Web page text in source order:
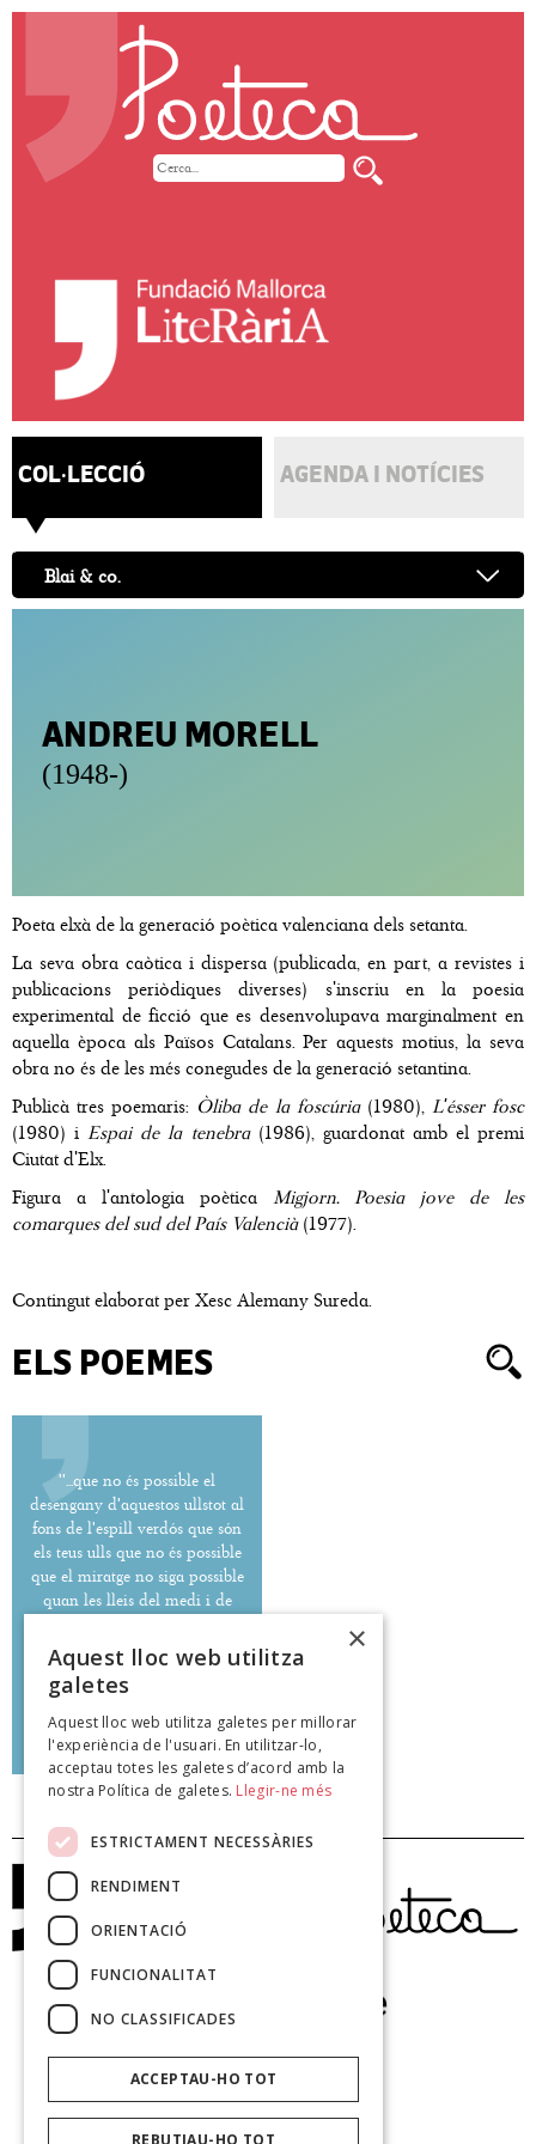
COL·LECCIÓ AGENDA I NOTÍCIES
Blai & co.
ANDREU MORELL
(1948-)
Poeta elxà de la generació poètica valenciana dels setanta.
La seva obra caòtica i dispersa (publicada, en part, a revistes i
publicacions periòdiques diverses) s'inscriu en la poesia
experimental de ficció que es desenvolupava marginalment en
aquella època als Països Catalans. Per aquests motius, la seva
obra no és de les més conegudes de la generació setantina.
Publicà tres poemaris: Òliba de la foscúria (1980), L'ésser fosc
(1980) iEspai de la tenebra (1986), guardonat amb el premi
Ciutat d'Elx.
Figura a l'antologia poètica Migjorn. Poesia jove de les
comarques del sud del País Valencià (1977).
Contingut elaborat per Xesc Alemany Sureda.
ELS POEMES
''...que no és possible el
desengany d'aquestos ullstot al
fons de l'espill verdós que són
els teus ulls que no és possible
que el miratge no siga possible
quan les lleis del medi i de
l'òliba dels boscos que no és
possible el vent ni el sol ni el
riu...''
Andreu Morell
poeteca.cat
×
Aquest lloc web utilitza
galetes
Aquest lloc web utilitza galetes per millorar
l'experiència de l'usuari. En utilitzar-lo,
acceptau totes les galetes d’acord amb la
nostra Política de galetes. Llegir-ne més
ESTRICTAMENT NECESSÀRIES
RENDIMENT
ORIENTACIÓ
FUNCIONALITAT
NO CLASSIFICADES
ACCEPTAU-HO TOT
REBUTJAU-HO TOT